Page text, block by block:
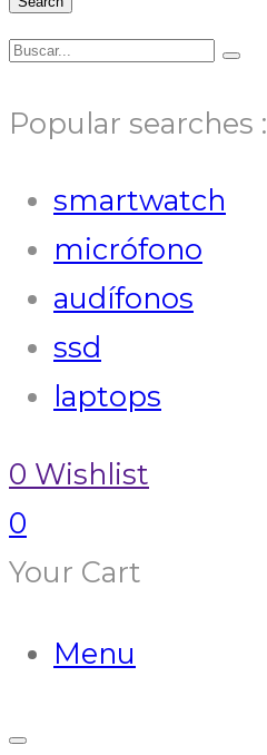
Popular searches :
smartwatch
micrófono
audífonos
ssd
laptops
0 Wishlist
0
Your Cart
Menu